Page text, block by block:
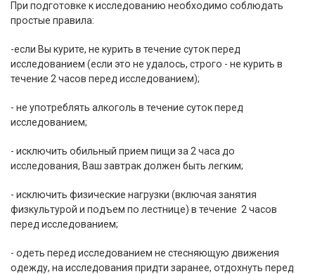
При подготовке к исследованию необходимо соблюдать
простые правила:
-если Вы курите, не курить в течение суток перед
исследованием (если это не удалось, строго - не курить в
течение 2 часов перед исследованием);
- не употреблять алкоголь в течение суток перед
исследованием;
- исключить обильный прием пищи за 2 часа до
исследования, Ваш завтрак должен быть легким;
- исключить физические нагрузки (включая занятия
физкультурой и подъем по лестнице) в течение 2 часов
перед исследованием;
- одеть перед исследованием не стесняющую движения
одежду, на исследования придти заранее, отдохнуть перед